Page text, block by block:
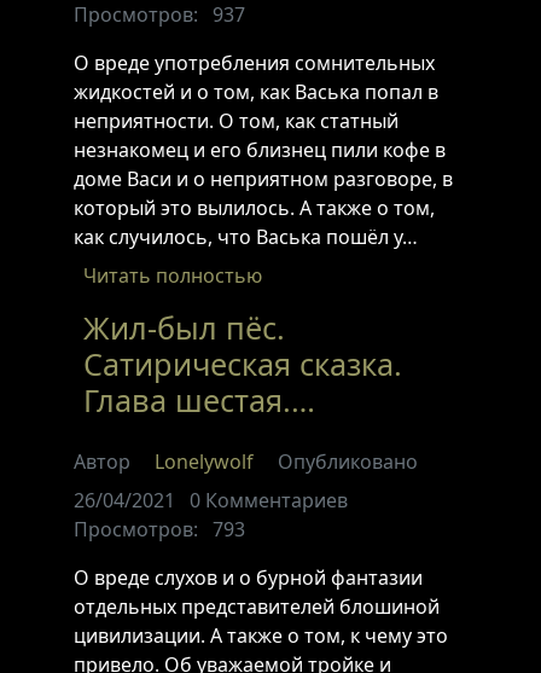
Просмотров:
937
О вреде употребления сомнительных
жидкостей и о том, как Васька попал в
неприятности. О том, как статный
незнакомец и его близнец пили кофе в
доме Васи и о неприятном разговоре, в
который это вылилось. А также о том,
как случилось, что Васька пошёл у…
Читать полностью
Жил-был пёс.
Сатирическая сказка.
Глава шестая.…
Автор Lonelywolf
Опубликовано
26/04/2021
0 Комментариев
Просмотров:
793
О вреде слухов и о бурной фантазии
отдельных представителей блошиной
цивилизации. А также о том, к чему это
привело. Об уважаемой тройке и